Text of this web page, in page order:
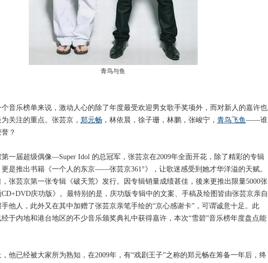
青鸟与鱼
乐榜单来说，激动人心的除了年度最受欢迎男女歌手奖项外，而对新人的嘉许也
关注的重点。张芸京， 郑元畅 ，林依晨，徐子珊，林鹏，张峻宁， 青鸟飞鱼——谁
？
届超级偶像—Super Idol 的总冠军，张芸京在2009年全面开花，除了精彩的专辑
是推出书籍《一个人的东京——张芸京361°》，让歌迷感受到她才华洋溢的天赋。
，张芸京第一张专辑《破天荒》发行。因专辑销量成绩甚佳，後来更推出限量5000张
庆功版》。最特别的是，庆功版专辑中的文案、手稿及绘图皆由张芸京亲自
他人，此外又在其中加赠了张芸京亲笔手绘的“京心感谢卡”，可谓诚意十足。此
于内地和港台地区的不少音乐颁奖典礼中获得嘉许，本次“雪碧”音乐榜年度盘点能
已经被大家所为熟知，在2009年，有“戏剧王子”之称的郑元畅在筹备一年后，终